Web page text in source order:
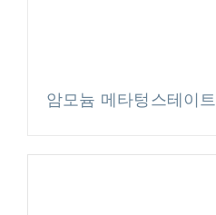
암모늄 메타텅스테이트